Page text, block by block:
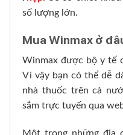
số lượng lớn.
Mua Winmax ở
Winmax được bộ y tế
Vì vậy bạn có thể dễ
nhà thuốc trên cả
sắm trực tuyến qua